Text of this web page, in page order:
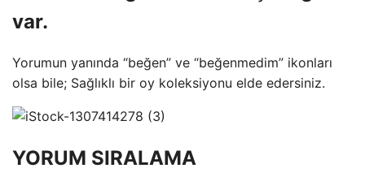
var.
Yorumun yanında “beğen” ve “beğenmedim” ikonları
olsa bile; Sağlıklı bir oy koleksiyonu elde edersiniz.
YORUM SIRALAMA